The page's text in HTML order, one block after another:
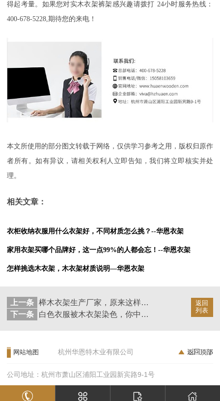
得起考量。如果您对实木衣架裤架感兴趣请拨打 24小时服务热线：
400-678-5228,期待您的来电！
本文所使用的部分图文转载于网络，仅供学习参考之用，版权归原作
者所有。如有异议，请相关权利人立即告知，我们将立即核实并处
理。
相关文章：
衣柜收纳衣服用什么衣架好，不同材质怎么挑？--华恩衣架
家用衣架买哪个品牌好，这一点99%的人都会忘！--华恩衣架
怎样挑选木衣架，木衣架材质说明—华恩衣架
返回
列表
上一条
榉木衣架生产厂家，原来这样才能找到优质的！--华恩衣架
下一条
白色衣服被木衣架染色，你中招了吗？--华恩衣架
网站地图 杭州华恩特木业有限公司
公司地址：杭州市萧山区浦阳工业园新宾路9-1号